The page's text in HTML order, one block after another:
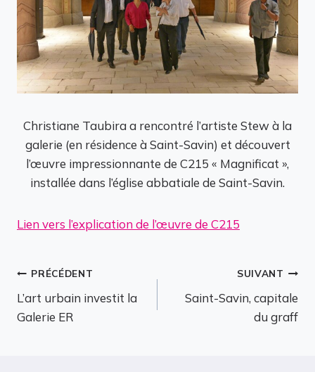
Christiane Taubira a rencontré l’artiste Stew à la
galerie (en résidence à Saint-Savin) et découvert
l’œuvre impressionnante de C215 « Magnificat »,
installée dans l’église abbatiale de Saint-Savin.
Lien vers l’explication de l’œuvre de C215
Navigation
de
PRÉCÉDENT
L’art urbain investit la
Galerie ER
SUIVANT
Saint-Savin, capitale
du graff